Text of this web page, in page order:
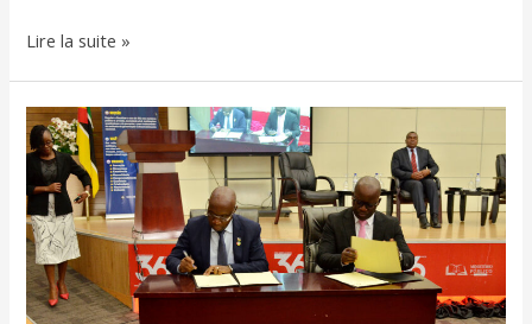
Lire la suite »
Togo–
Mozambique
un
nouveau
partenariat
stratégique
en